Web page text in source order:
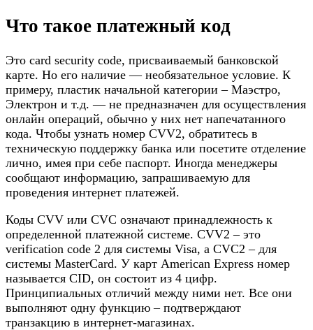
Что такое платежный код
Это card security code, присваиваемый банковской
карте. Но его наличие — необязательное условие. К
примеру, пластик начальной категории – Маэстро,
Электрон и т.д. — не предназначен для осуществления
онлайн операций, обычно у них нет напечатанного
кода. Чтобы узнать номер CVV2, обратитесь в
техническую поддержку банка или посетите отделение
лично, имея при себе паспорт. Иногда менеджеры
сообщают информацию, запрашиваемую для
проведения интернет платежей.
Коды CVV или CVC означают принадлежность к
определенной платежной системе. CVV2 – это
verification code 2 для системы Visa, а CVC2 – для
системы MasterCard. У карт American Express номер
называется CID, он состоит из 4 цифр.
Принципиальных отличий между ними нет. Все они
выполняют одну функцию – подтверждают
транзакцию в интернет-магазинах.